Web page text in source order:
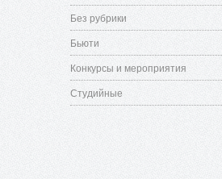
Без рубрики
Бьюти
Конкурсы и мероприятия
Студийные